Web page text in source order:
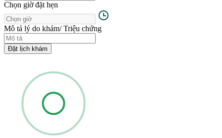
Chọn giờ đặt hẹn
Mô tả lý do khám/ Triệu chứng
Đặt lịch khám